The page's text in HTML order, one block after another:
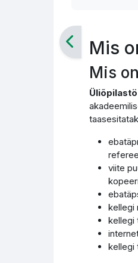
Mis
Mis
viite
kellegi
kellegi
kellegi